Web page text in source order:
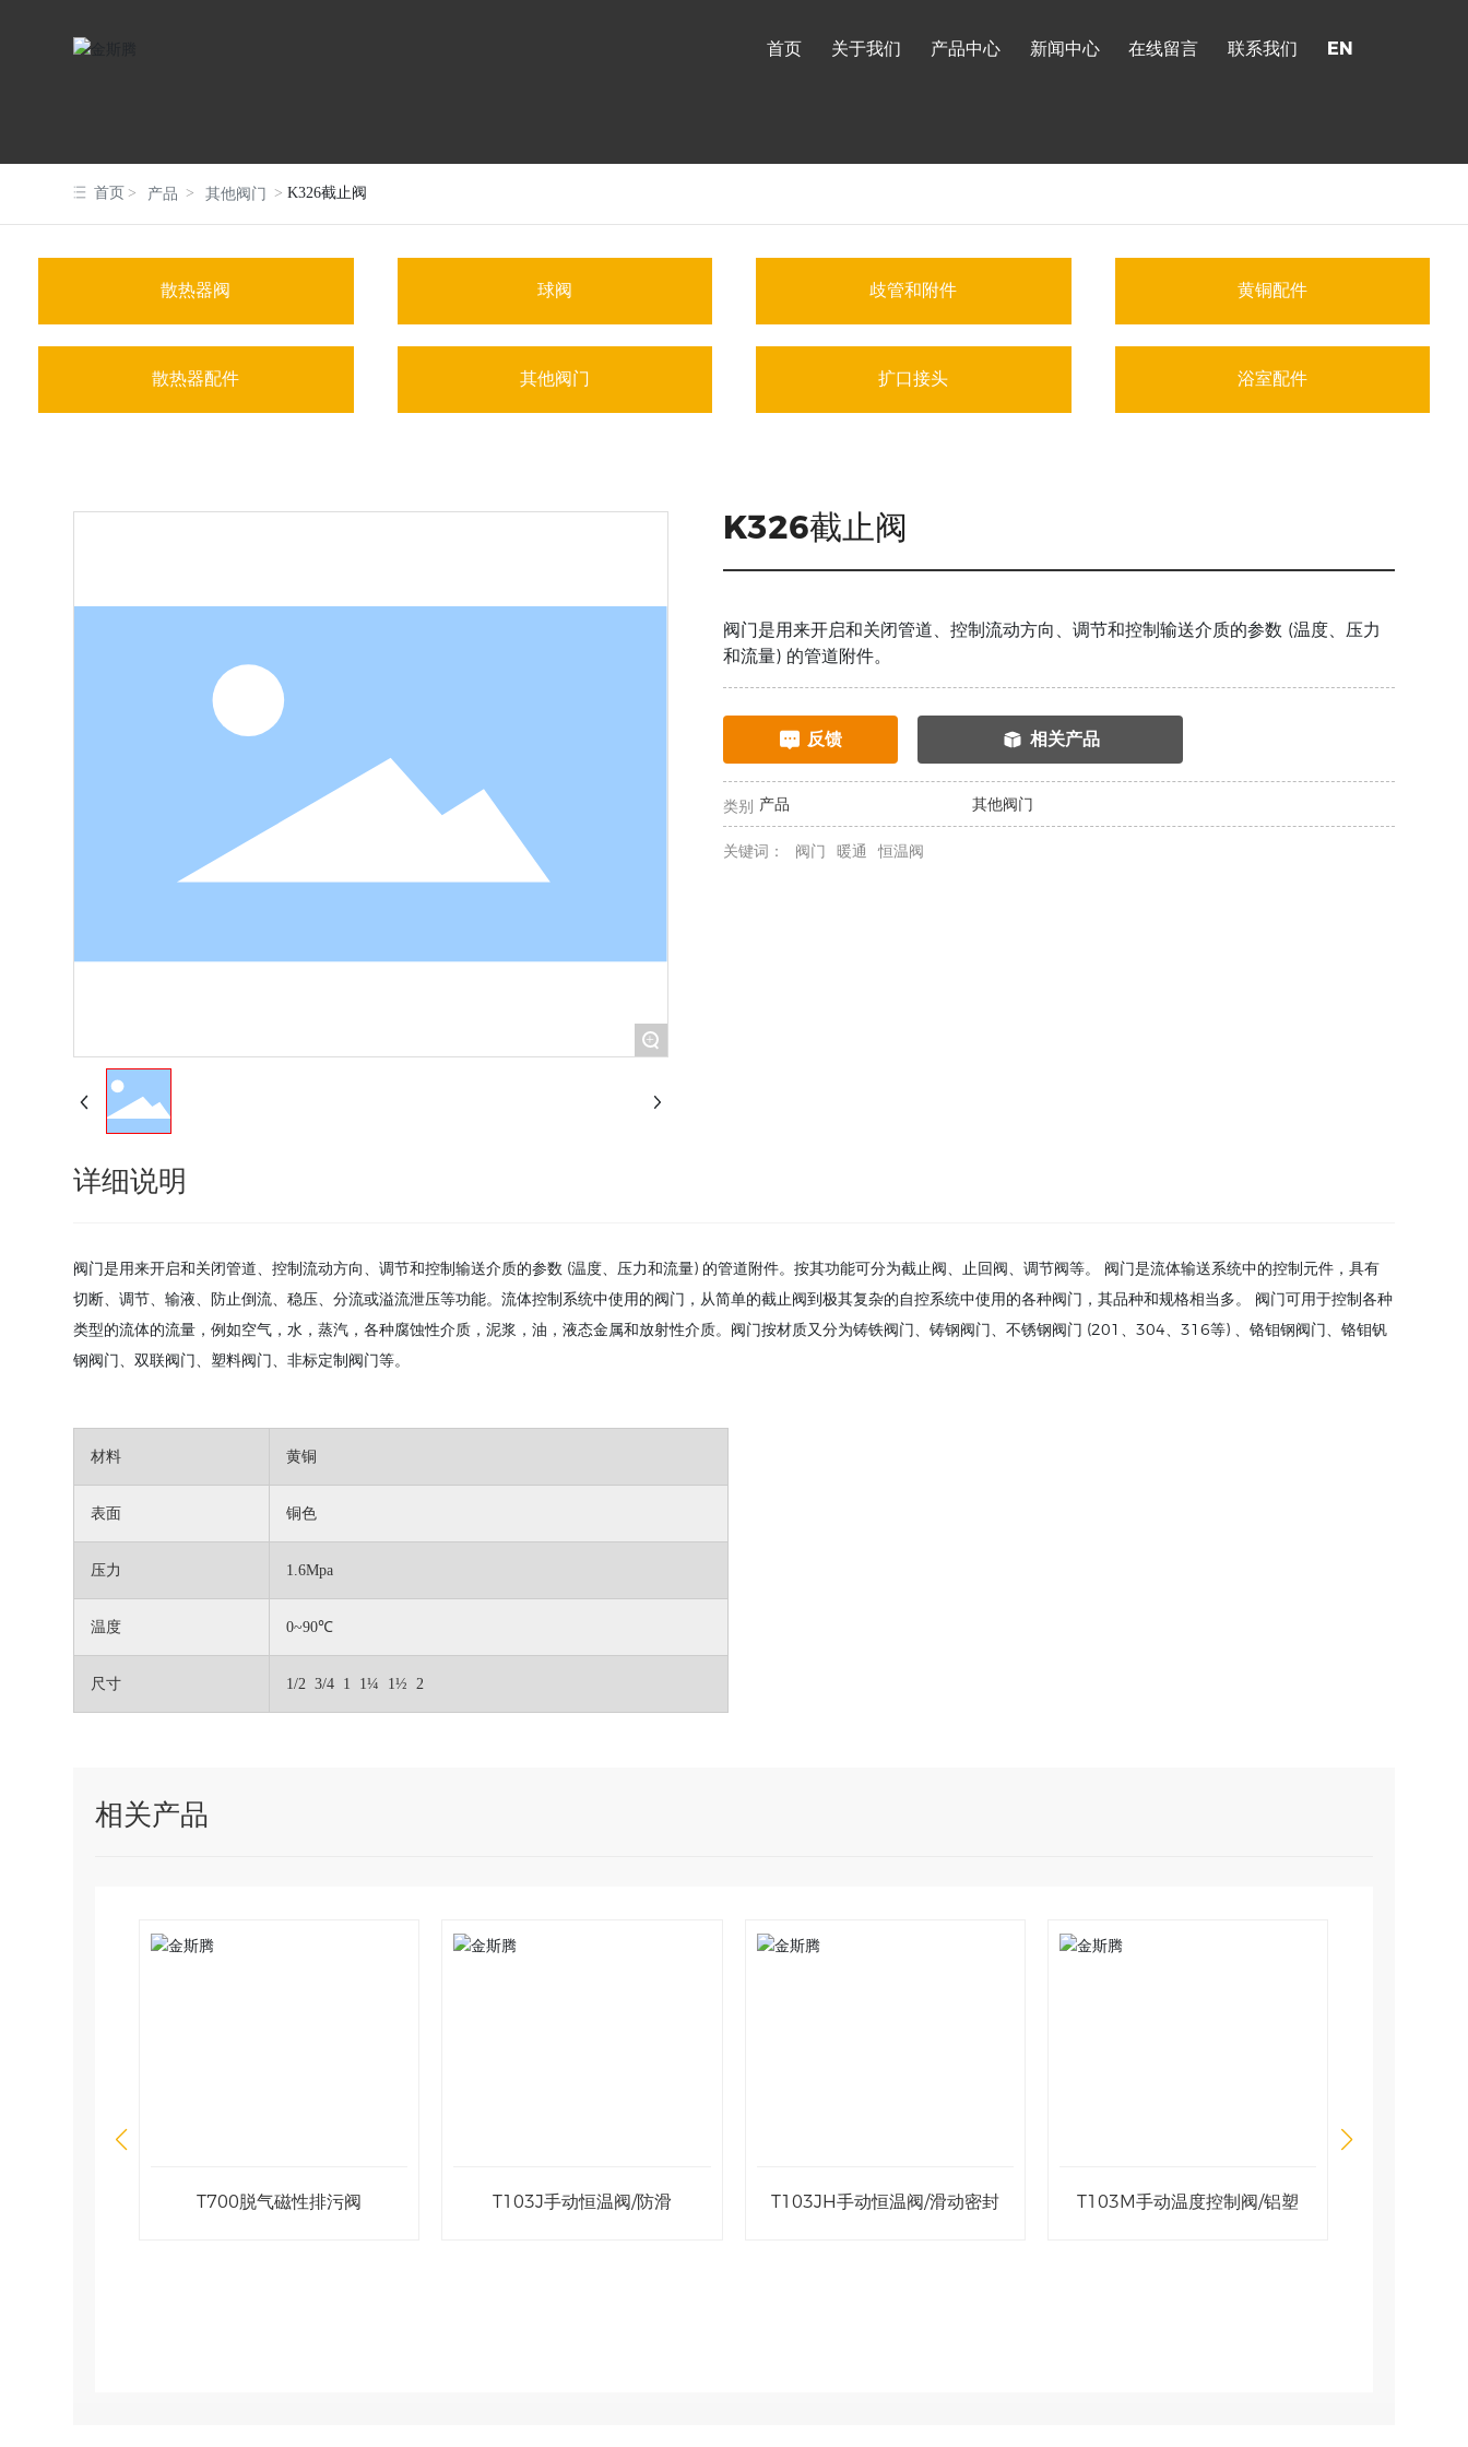
首页 关于我们 产品中心 新闻中心 在线留言 联系我们 EN
首页 产品 其他阀门 K326截止阀
散热器阀 球阀 歧管和附件 黄铜配件
散热器配件 其他阀门 扩口接头 浴室配件
+
K326截止阀
阀门是用来开启和关闭管道、控制流动方向、调节和控制输送介质的参数 (温度、压力
和流量) 的管道附件。
反馈 相关产品
类别 产品 其他阀门
关键词： 阀门 暖通 恒温阀
详细说明
阀门是用来开启和关闭管道、控制流动方向、调节和控制输送介质的参数 (温度、压力和流量) 的管道附件。按其功能可分为截止阀、止回阀、调节阀等。 阀门是流体输送系统中的控制元件，具有
切断、调节、输液、防止倒流、稳压、分流或溢流泄压等功能。流体控制系统中使用的阀门，从简单的截止阀到极其复杂的自控系统中使用的各种阀门，其品种和规格相当多。 阀门可用于控制各种
类型的流体的流量，例如空气，水，蒸汽，各种腐蚀性介质，泥浆，油，液态金属和放射性介质。阀门按材质又分为铸铁阀门、铸钢阀门、不锈钢阀门 (201、304、316等) 、铬钼钢阀门、铬钼钒
钢阀门、双联阀门、塑料阀门、非标定制阀门等。
材料 黄铜
表面 铜色
压力 1.6Mpa
温度 0~90℃
尺寸 1/2 3/4 1 1¼ 1½ 2
相关产品
T103MH手动温度控制阀/铝塑 T104手动温度控制阀/铝塑 T104H手动温度控制阀/铝塑 T105手动恒温阀/内导线